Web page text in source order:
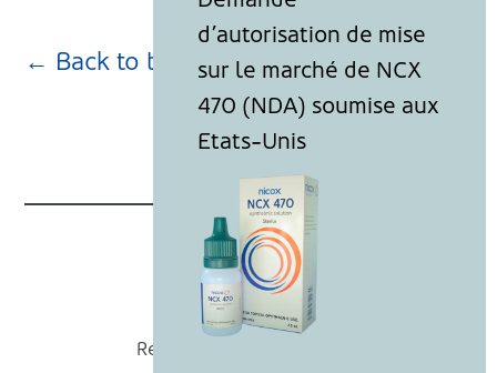
← Back to blog page
Nicox
Recevoir nos actualités